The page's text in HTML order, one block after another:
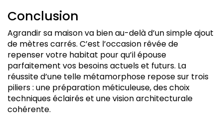
Conclusion
Agrandir sa maison va bien au-delà d’un simple ajout
de mètres carrés. C’est l’occasion rêvée de
repenser votre habitat pour qu’il épouse
parfaitement vos besoins actuels et futurs. La
réussite d’une telle métamorphose repose sur trois
piliers : une préparation méticuleuse, des choix
techniques éclairés et une vision architecturale
cohérente.